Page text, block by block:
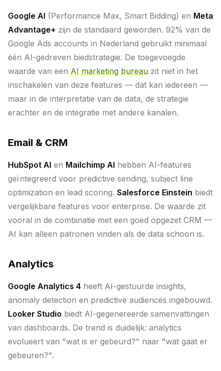
Google AI (Performance Max, Smart Bidding) en Meta
Advantage+ zijn de standaard geworden. 92% van de
Google Ads accounts in Nederland gebruikt minimaal
één AI-gedreven biedstrategie. De toegevoegde
waarde van een AI marketing bureau zit niet in het
inschakelen van deze features — dat kan iedereen —
maar in de interpretatie van de data, de strategie
erachter en de integratie met andere kanalen.
Email & CRM
HubSpot AI en Mailchimp AI hebben AI-features
geïntegreerd voor predictive sending, subject line
optimization en lead scoring. Salesforce Einstein biedt
vergelijkbare features voor enterprise. De waarde zit
vooral in de combinatie met een goed opgezet CRM —
AI kan alleen patronen vinden als de data schoon is.
Analytics
Google Analytics 4 heeft AI-gestuurde insights,
anomaly detection en predictive audiences ingebouwd.
Looker Studio biedt AI-gegenereerde samenvattingen
van dashboards. De trend is duidelijk: analytics
evolueert van "wat is er gebeurd?" naar "wat gaat er
gebeuren?".